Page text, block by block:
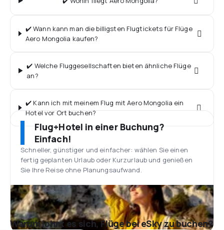
✔️ Wann kann man die billigsten Flugtickets für Flüge
Aero Mongolia kaufen?
✔️ Welche Fluggesellschaften bieten ähnliche Flüge
an?
✔️ Kann ich mit meinem Flug mit Aero Mongolia ein
Hotel vor Ort buchen?
Flug+Hotel in einer Buchung?
Einfach!
Schneller, günstiger und einfacher: wählen Sie einen
fertig geplanten Urlaub oder Kurzurlaub und genießen
Sie Ihre Reise ohne Planungsaufwand.
Warum lohnt es sich, Flüge bei eSky zu buchen?